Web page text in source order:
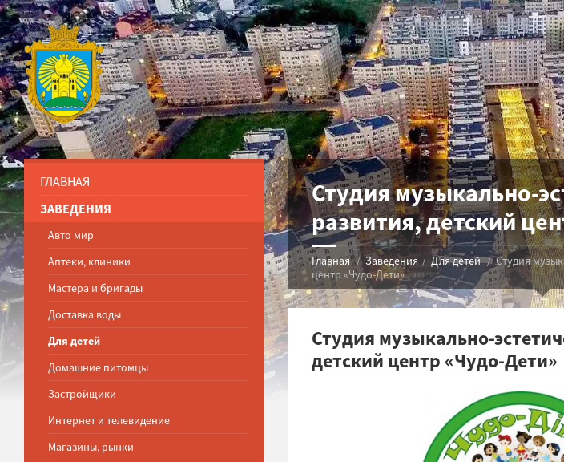
Студия музыкально-
развития, детский
Главная Заведения Для детей
Студия
центр «Чудо-Дети»
Студия музыкально-
детский центр «Чудо-Дети»
ГЛАВНАЯ
ЗАВЕДЕНИЯ
Авто мир
Аптеки, клиники
Мастера и бригады
Доставка воды
Для детей
Домашние питомцы
Застройщики
Интернет и телевидение
Магазины, рынки